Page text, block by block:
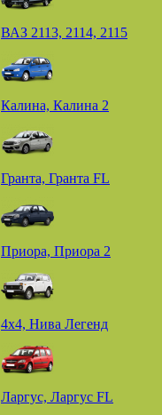
ВАЗ 2113, 2114, 2115
Калина, Калина 2
Гранта, Гранта FL
Приора, Приора 2
4х4, Нива Легенд
Ларгус, Ларгус FL